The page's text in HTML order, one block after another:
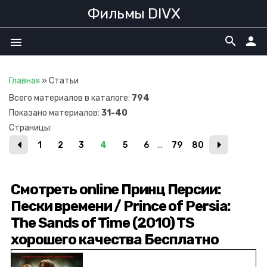
Фильмы DIVX
menu person
search
Главная » Статьи
Всего материалов в каталоге: 794
Показано материалов: 31-40
Страницы:
1
2 3 4 5 6 ... 79 80
Смотреть online Принц Персии:
Пески времени / Prince of Persia:
The Sands of Time (2010) TS
хорошего качества Бесплатно